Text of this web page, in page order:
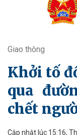
Giao thông
Khởi tố
qua
chết
Cập nhật lúc 15:16,